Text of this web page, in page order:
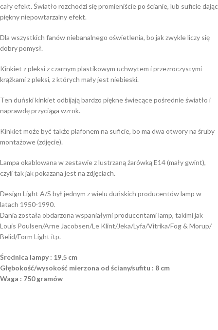
cały efekt. Światło rozchodzi się promieniście po ścianie, lub suficie dając
piękny niepowtarzalny efekt.
Dla wszystkich fanów niebanalnego oświetlenia, bo jak zwykle liczy się
dobry pomysł.
Kinkiet z pleksi z czarnym plastikowym uchwytem i przezroczystymi
krążkami z pleksi, z których mały jest niebieski.
Ten duński kinkiet odbijają bardzo piękne świecące pośrednie światło i
naprawdę przyciąga wzrok.
Kinkiet może być także plafonem na suficie, bo ma dwa otwory na śruby
montażowe (zdjęcie).
Lampa okablowana w zestawie z lustrzaną żarówką E14 (mały gwint),
czyli tak jak pokazana jest na zdjęciach.
Design Light A/S był jednym z wielu duńskich producentów lamp w
latach 1950-1990.
Dania została obdarzona wspaniałymi producentami lamp, takimi jak
Louis Poulsen/Arne Jacobsen/Le Klint/Jeka/Lyfa/Vitrika/Fog & Morup/
Belid/Form Light itp.
Średnica lampy : 19,5 cm
Głębokość/wysokość mierzona od ściany/sufitu : 8 cm
Waga : 750 gramów